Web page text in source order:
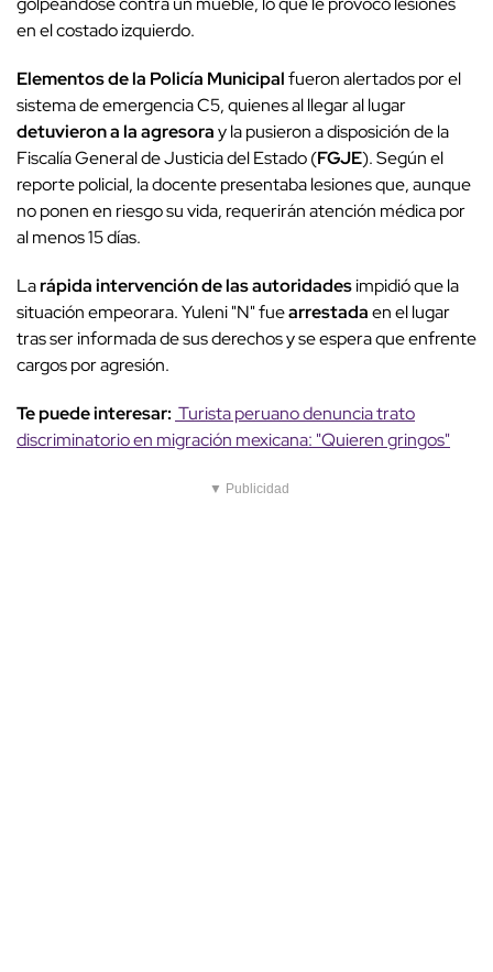
en el costado izquierdo.
Elementos de la Policía Municipalfueron alertados por el
sistema de emergencia C5, quienes al llegar al lugar
detuvieron a la agresoray la pusieron a disposición de la
Fiscalía General de Justicia del Estado (FGJE). Según el
reporte policial, la docente presentaba lesiones que, aunque
no ponen en riesgo su vida, requerirán atención médica por
al menos 15 días.
Larápida intervención de las autoridadesimpidió que la
situación empeorara. Yuleni "N" fuearrestadaen el lugar
tras ser informada de sus derechos y se espera que enfrente
cargos por agresión.
Te puede interesar: Turista peruano denuncia trato
discriminatorio en migración mexicana: "Quieren gringos"
▼ Publicidad